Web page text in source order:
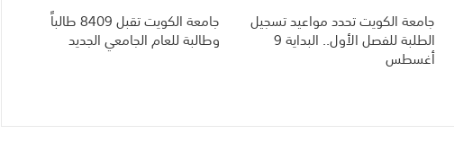
جامعة الكويت تحدد مواعيد تسجيل
الطلبة للفصل الأول.. البداية 9
أغسطس
جامعة الكويت تقبل 8409 طالباً
وطالبة للعام الجامعي الجديد